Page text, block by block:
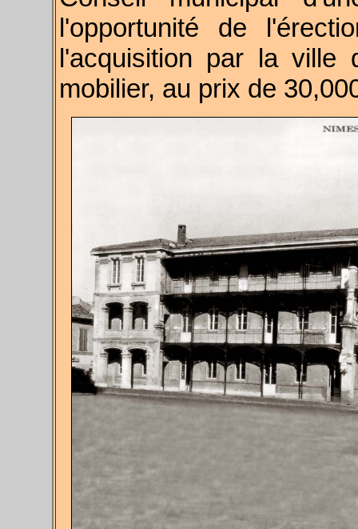
l'opportunité de
l'acquisition par la ville
mobilier, au prix de